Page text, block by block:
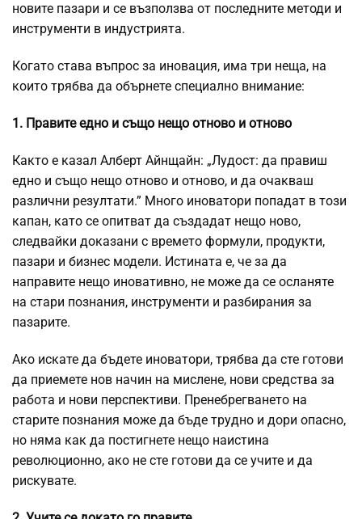
новите пазари и се възползва от последните методи и
инструменти в индустрията.
Когато става въпрос за иновация, има три неща, на
които трябва да обърнете специално внимание:
1. Правите едно и също нещо отново и отново
Както е казал Алберт Айнщайн: „Лудост: да правиш
едно и също нещо отново и отново, и да очакваш
различни резултати.” Много иноватори попадат в този
капан, като се опитват да създадат нещо ново,
следвайки доказани с времето формули, продукти,
пазари и бизнес модели. Истината е, че за да
направите нещо иновативно, не може да се осланяте
на стари познания, инструменти и разбирания за
пазарите.
Ако искате да бъдете иноватори, трябва да сте готови
да приемете нов начин на мислене, нови средства за
работа и нови перспективи. Пренебрегването на
старите познания може да бъде трудно и дори опасно,
но няма как да постигнете нещо наистина
революционно, ако не сте готови да се учите и да
рискувате.